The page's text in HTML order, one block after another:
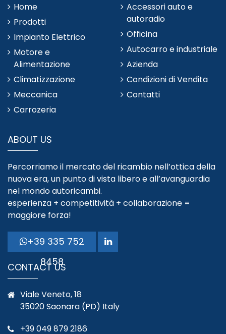
Home
Prodotti
Impianto Elettrico
Motore e
Alimentazione
Climatizzazione
Meccanica
Carrozeria
Accessori auto e
autoradio
Officina
Autocarro e industriale
Azienda
Condizioni di Vendita
Contatti
ABOUT US
Percorriamo il mercato del ricambio nell’ottica della
nuova era, un punto di vista libero e all’avanguardia
nel mondo autoricambi.
esperienza + competitività + collaborazione =
maggiore forza!
+39 335 752
8458
CONTACT US
Viale Veneto, 18
35020 Saonara (PD) Italy
+39 049 879 2186